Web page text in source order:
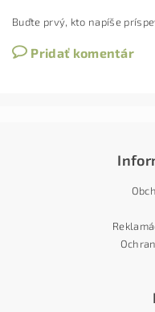
Buďte prvý, kto napíše
Pridať komentár